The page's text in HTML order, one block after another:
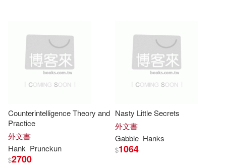
Eyman(7) Gene/ Klibanoff(7)
Hank T.(7)
Hess(7) Joan(7)
Showandah S.(7) Stuever(7)
Linfair Records Limited(3)
Maverick Books(3)
Oreilly & Associates Inc(3)
Penguin Group USA(3)
Counterintelligence Theory and
Practice
外文書
Hank Prunckun
$2700
Nasty Little Secrets
外文書
Gabbie Hanks
$1064